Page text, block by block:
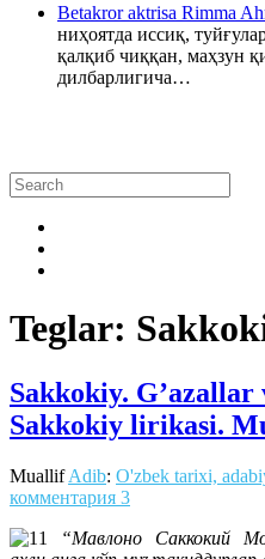
Betakror aktrisa Rimma
ниҳоятда иссиқ,
қалқиб чиққан, маҳзун
дилбарлигича…
Teglar:
Sakkokiy. G’azallar
Sakkokiy lirikasi.
MuallifAdib: O'zbek tarixi,
комментария 3
“Мавлоно Саккокий